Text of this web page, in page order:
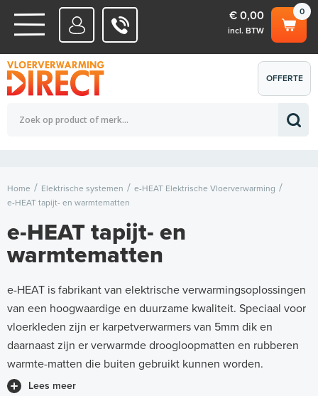
WATERSYSTEMEN
ELEKTRISCHE SYSTEMEN
0
€ 0,00
incl. BTW
Totaalbedrag (incl. BTW) € 0,00
OFFERTE
AANVRAGEN
Home Elektrische systemen
e-HEAT Elektrische Vloerverwarming
e-HEAT tapijt- en warmtematten
e-HEAT tapijt- en
warmtematten
e-HEAT is fabrikant van elektrische verwarmingsoplossingen
van een hoogwaardige en duurzame kwaliteit. Speciaal voor
vloerkleden zijn er karpetverwarmers van 5mm dik en
daarnaast zijn er verwarmde droogloopmatten en rubberen
warmte-matten die buiten gebruikt kunnen worden.
Lees meer